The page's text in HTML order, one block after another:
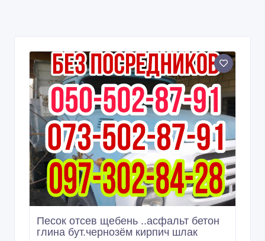
Песок отсев щебень ..асфальт бетон
глина бут.чернозём кирпич шлак